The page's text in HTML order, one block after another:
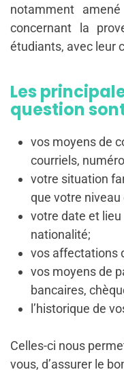
notamment
concernant la
étudiants, avec leur
Les
question
vos moyens de
courriels,
votre situation
que votre niveau
votre date et
nationalité;
vos affectations
vos moyens de
bancaires,
l’historique de
Celles-ci nous
vous, d’assurer le